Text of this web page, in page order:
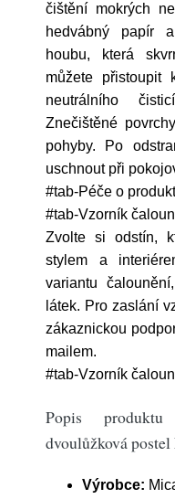
čištění mokrých
hedvábný papír
houbu, která
můžete přistoupit
neutrálního
Znečištěné
pohyby. Po
uschnout při
#tab-Péče o
#tab-Vzorník
Zvolte si odstín,
stylem a
variantu
látek. Pro zaslání
zákaznickou
mailem.
#tab-Vzorník
Popis
dvoulůžková
Výrobce: